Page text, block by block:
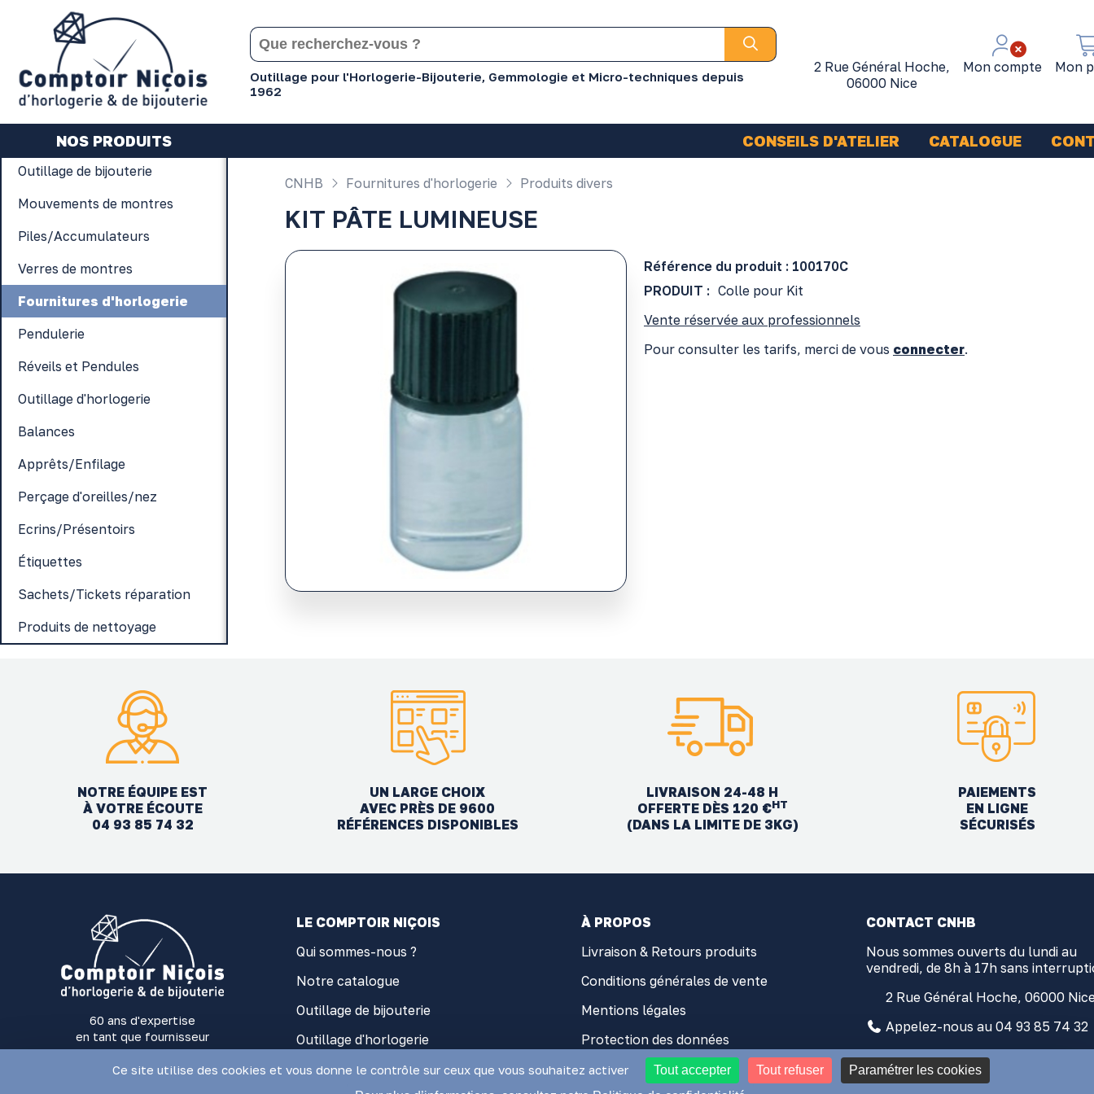
Outillage pour l'Horlogerie-Bijouterie, Gemmologie et Micro-techniques depuis
1962
2 Rue Général Hoche,
06000 Nice
Mon compte Mon
NOS PRODUITS CONSEILS D'ATELIER CATALOGUE
Outillage de bijouterie
Mouvements de montres
Piles/Accumulateurs
Verres de montres
Fournitures d'horlogerie
Pendulerie
Réveils et Pendules
Outillage d'horlogerie
Balances
Apprêts/Enfilage
Perçage d'oreilles/nez
Ecrins/Présentoirs
Étiquettes
Sachets/Tickets réparation
Produits de nettoyage
CNHB Fournitures d'horlogerie Produits divers
KIT PÂTE LUMINEUSE
Référence du produit : 100170C
PRODUIT : Colle pour Kit
Vente réservée aux professionnels
Pour consulter les tarifs, merci de vous connecter.
NOTRE ÉQUIPE EST
À VOTRE ÉCOUTE
04 93 85 74 32
UN LARGE CHOIX
AVEC PRÈS DE 9600
RÉFÉRENCES DISPONIBLES
LIVRAISON 24-48 H
OFFERTE DÈS 120 €HT
(DANS LA LIMITE DE 3KG)
PAIEMENTS
EN LIGNE
SÉCURISÉS
60 ans d'expertise
en tant que fournisseur
d'outillage et fournitures
d'Horlogerie-Bijouterie
LE COMPTOIR NIÇOIS
Qui sommes-nous ?
Notre catalogue
Outillage de bijouterie
Outillage d'horlogerie
Fourniture d'horlogerie
À PROPOS
Livraison & Retours produits
Conditions générales de vente
Mentions légales
Protection des données
Cookies
CONTACT CNHB
Nous sommes ouverts du lundi au
vendredi, de 8h à 17h sans
2 Rue Général Hoche, 06000
Appelez-nous au 04 93 85 74 32
contact@comptoir-nicois.com
Gérer les préférences en matière de cookies
Ce site utilise des cookies et vous donne le contrôle sur ceux que vous souhaitez activer Tout accepter Tout refuser
Paramétrer les cookies